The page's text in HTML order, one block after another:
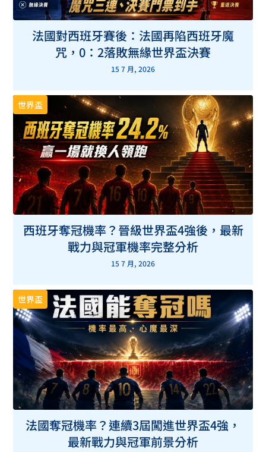
法國對西班牙賽後：法國再陷西班牙魔
咒，0：2落敗無緣世界盃決賽
15 7 月, 2026
世界盃
西班牙奪冠機率？晉級世界盃4強後，最新
戰力與冠軍機率完整分析
15 7 月, 2026
世界盃
法國奪冠機率？連續3屆闖進世界盃4強，
最新戰力與冠軍前景分析